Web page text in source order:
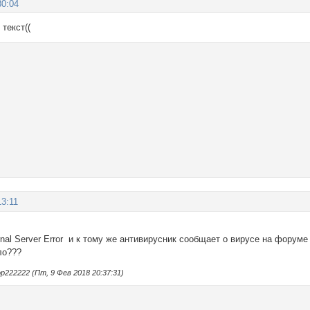
Server Error и к тому же антивирусник сообщает о вирусе на
(Пт, 9 Фев 2018 20:37:31)